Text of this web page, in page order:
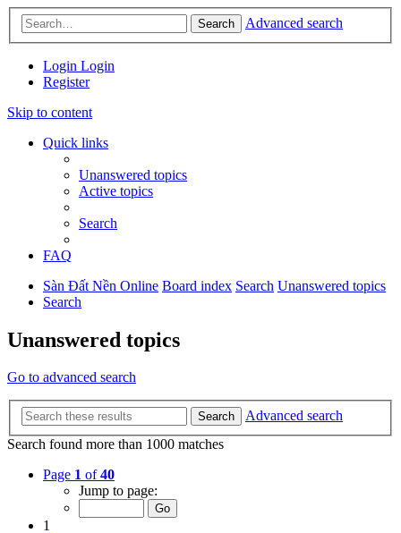
Search Advanced search
Login Login
Register
Skip to content
Quick links
Unanswered topics
Active topics
Search
FAQ
Sàn Đất Nền Online Board index Search Unanswered topics
Search
Unanswered topics
Go to advanced search
Search
Advanced search
Search found more than 1000 matches
Page 1 of40
Jump to page:
1